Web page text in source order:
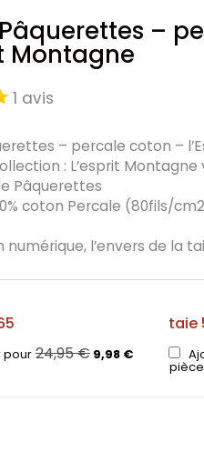
–
Montagne
1 avis
– percale coton –
: L’esprit
Pâquerettes
coton Percale (80fils/
numérique, l’envers de la
pour 24,95€ 9,98 €
taie
pièce